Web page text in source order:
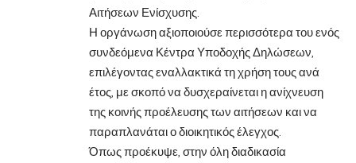
Αιτήσεων Ενίσχυσης.
Η οργάνωση αξιοποιούσε περισσότερα του ενός
συνδεόμενα Κέντρα Υποδοχής Δηλώσεων,
επιλέγοντας εναλλακτικά τη χρήση τους ανά
έτος, με σκοπό να δυσχεραίνεται η ανίχνευση
της κοινής προέλευσης των αιτήσεων και να
παραπλανάται ο διοικητικός έλεγχος.
Όπως προέκυψε, στην όλη διαδικασία